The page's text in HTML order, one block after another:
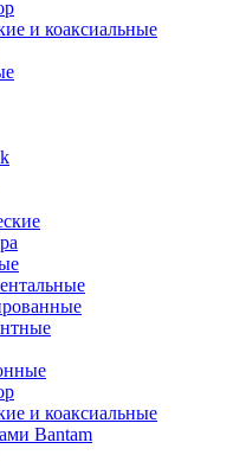
и коаксиальные
и коаксиальные
Bantam